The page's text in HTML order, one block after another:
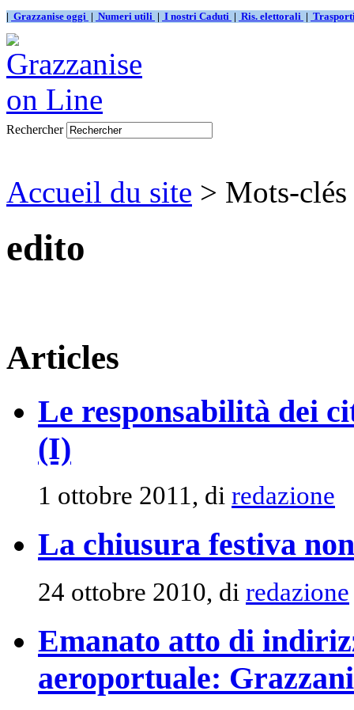
| Grazzanise oggi | Numeri utili | I nostri Caduti | Ris. elettorali |
Rechercher
Accueil du site > Mots-
edito
Articles
Le responsabilità dei
(I)
1 ottobre 2011, di redazione
La chiusura festiva
24 ottobre 2010, di redazione
Emanato atto di
aeroportuale: